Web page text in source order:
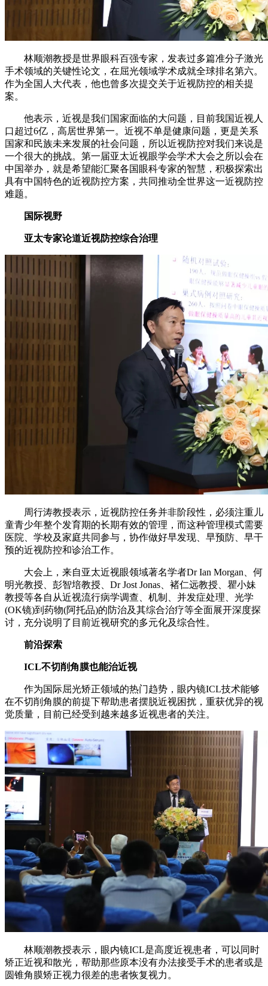
林顺潮教授是世界眼科百强专家，发表过多篇准分子激光
手术领域的关键性论文，在屈光领域学术成就全球排名第六。
作为全国人大代表，他也曾多次提交关于近视防控的相关提
案。
他表示，近视是我们国家面临的大问题，目前我国近视人
口超过6亿，高居世界第一。近视不单是健康问题，更是关系
国家和民族未来发展的社会问题，所以近视防控对我们来说是
一个很大的挑战。第一届亚太近视眼学会学术大会之所以会在
中国举办，就是希望能汇聚各国眼科专家的智慧，积极探索出
具有中国特色的近视防控方案，共同推动全世界这一近视防控
难题。
国际视野
亚太专家论道近视防控综合治理
周行涛教授表示，近视防控任务并非阶段性，必须注重儿
童青少年整个发育期的长期有效的管理，而这种管理模式需要
医院、学校及家庭共同参与，协作做好早发现、早预防、早干
预的近视防控和诊治工作。
大会上，来自亚太近视眼领域著名学者Dr Ian Morgan、何
明光教授、彭智培教授、Dr Jost Jonas、褚仁远教授、瞿小妹
教授等各自从近视流行病学调查、机制、并发症处理、光学
(OK镜)到药物(阿托品)的防治及其综合治疗等全面展开深度探
讨，充分说明了目前近视研究的多元化及综合性。
前沿探索
ICL不切削角膜也能治近视
作为国际屈光矫正领域的热门趋势，眼内镜ICL技术能够
在不切削角膜的前提下帮助患者摆脱近视困扰，重获优异的视
觉质量，目前已经受到越来越多近视患者的关注。
林顺潮教授表示，眼内镜ICL是高度近视患者，可以同时
矫正近视和散光，帮助那些原本没有办法接受手术的患者或是
圆锥角膜矫正视力很差的患者恢复视力。